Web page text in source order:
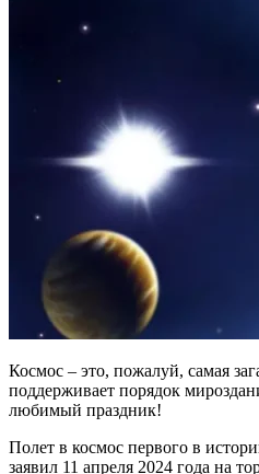
Космос – это, пожалуй, самая
поддерживает порядок
любимый праздник!
Полет в космос первого в
заявил 11 апреля 2024 года на